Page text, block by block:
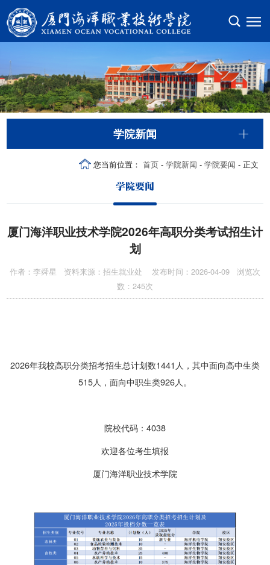
学院新闻
学院要闻
您当前位置： 首页- 学院新闻 - 学院要闻 - 正文
厦门海洋职业技术学院2026年高职分类考试招生计
划
作者：李舜星 资料来源：招生就业处 发布时间：2026-04-09 浏览次
数： 245次
2026年我校高职分类招考招生总计划数1441人，其中面向高中生类
515人，面向中职生类926人。
院校代码： 4038
欢迎各位考生填报
厦门海洋职业技术学院